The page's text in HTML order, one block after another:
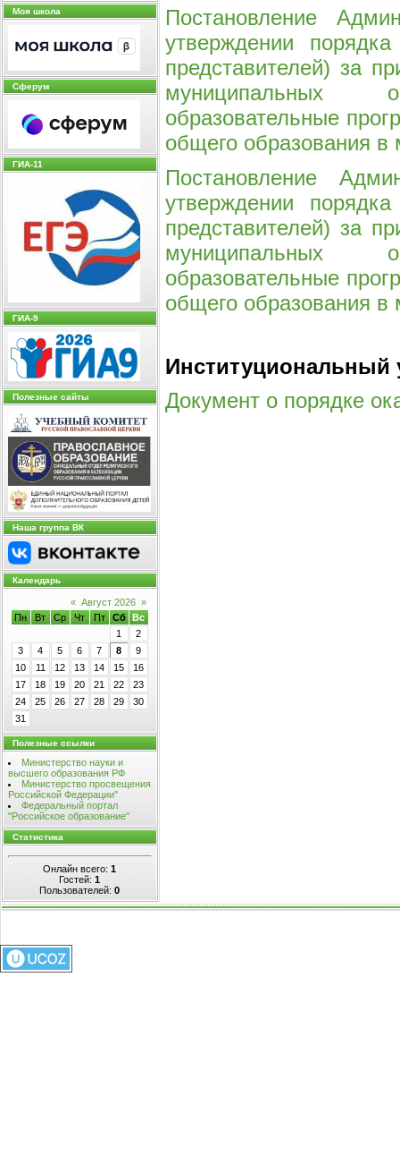
Моя школа
Сферум
ГИА-11
ГИА-9
Полезные сайты
Наша группа ВК
Календарь
« Август 2026 »
Пн
Вт Ср Чт Пт Сб
Вс
1
2
3
4 5 6 7 8
9
10
11 12 13 14 15
16
17
18 19 20 21 22
23
24
25 26 27 28 29
30
31
Полезные ссылки
Министерство науки и
высшего образования РФ
Министерство просвещения
Российской Федерации"
Федеральный портал
"Российское образование"
Статистика
Онлайн всего:1
Гостей:1
Пользователей:0
Постановление
утверждении
представителей) за
муниципальных
образовательные
общего образования в
Постановление
утверждении
представителей) за
муниципальных
образовательные
общего образования
Институциональный
Документ о порядке